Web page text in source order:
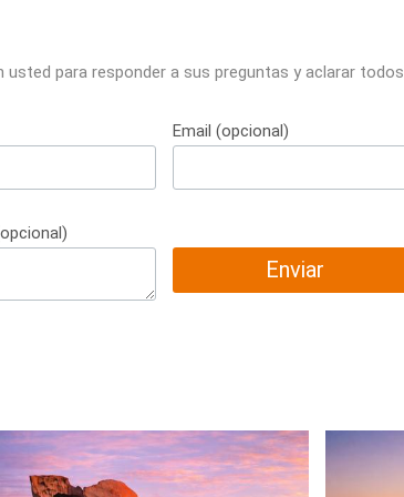
para responder a sus preguntas y aclarar todos
Email (opcional)
Enviar